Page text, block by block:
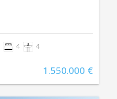
4 4
1.550.000 €